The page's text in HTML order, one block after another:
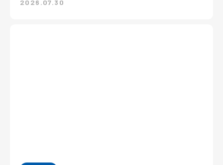
2026.07.30